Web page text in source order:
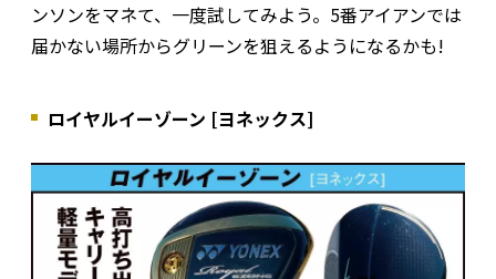
ンソンをマネて、一度試してみよう。5番アイアンでは
届かない場所からグリーンを狙えるようになるかも!
ロイヤルイーゾーン [ヨネックス]